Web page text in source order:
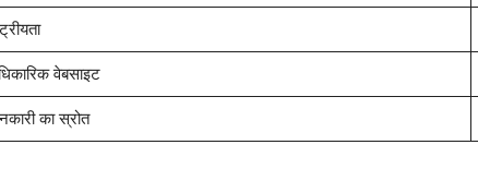
वेबसाइट
का स्रोत